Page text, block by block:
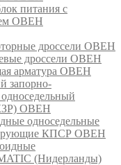
питания с
ОВЕН
дроссели ОВЕН
дроссели ОВЕН
арматура ОВЕН
запорно-
ОВЕН
односедельные
КПСР ОВЕН
(Нидерланды)